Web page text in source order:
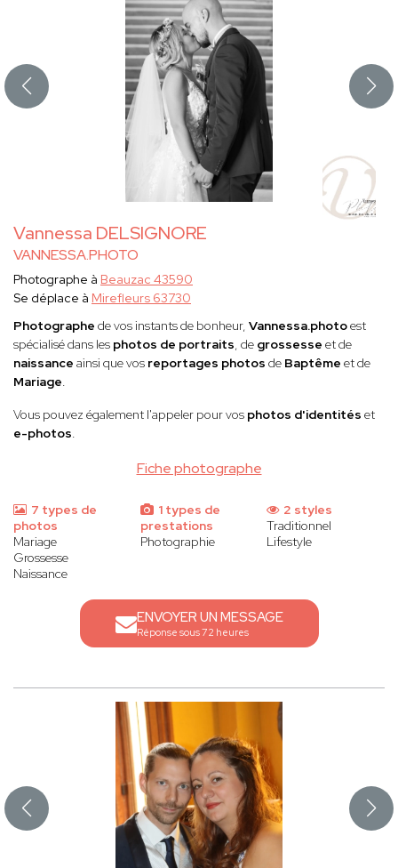
Vannessa DELSIGNORE
VANNESSA.PHOTO
Fiche photographe
Photographe à Beauzac 43590
Se déplace à Mirefleurs 63730
Photographe de vos instants de bonheur, Vannessa.photoest
spécialisé dans les photos de portraits, de grossesse et de
naissance ainsi que vos reportages photos de Baptême et de
Mariage.
Vous pouvez également l'appeler pour vos photos d'identités et
e-photos.
7 types de
photos
Mariage
Grossesse
Naissance
1 types de
prestations
Photographie
2 styles
Traditionnel
Lifestyle
ENVOYER UN MESSAGE
Réponse sous 72 heures